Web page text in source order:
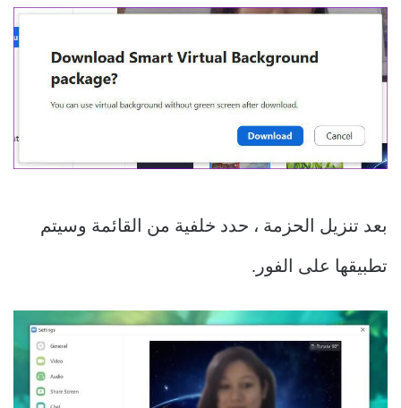
بعد تنزيل الحزمة ، حدد خلفية من القائمة وسيتم
تطبيقها على الفور.